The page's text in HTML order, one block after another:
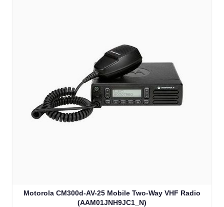
Motorola CM300d-AV-25 Mobile Two-Way VHF Radio
(AAM01JNH9JC1_N)